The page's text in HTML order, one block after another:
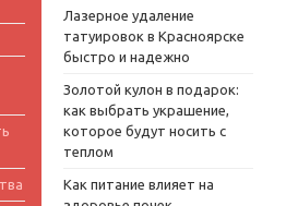
Лазерное удаление
татуировок в Красноярске
быстро и надежно
Золотой кулон в подарок:
как выбрать украшение,
которое будут носить с
теплом
Как питание влияет на